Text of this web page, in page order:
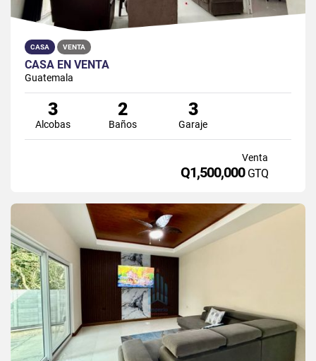
CASA VENTA
CASA EN VENTA
Guatemala
3
Alcobas
2
Baños
3
Garaje
Venta
Q1,500,000 GTQ